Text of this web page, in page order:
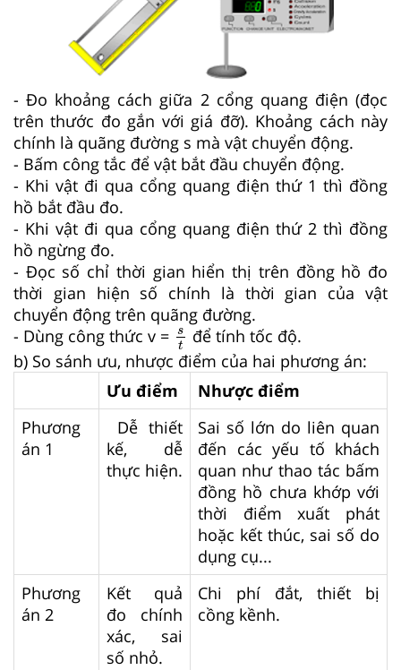
- Đo khoảng cách giữa 2 cổng quang điện (đọc
trên thước đo gắn với giá đỡ). Khoảng cách này
chính là quãng đường s mà vật chuyển động.
- Bấm công tắc để vật bắt đầu chuyển động.
- Khi vật đi qua cổng quang điện thứ 1 thì đồng
hồ bắt đầu đo.
- Khi vật đi qua cổng quang điện thứ 2 thì đồng
hồ ngừng đo.
- Đọc số chỉ thời gian hiển thị trên đồng hồ đo
thời gian hiện số chính là thời gian của vật
chuyển động trên quãng đường.
- Dùng công thức v =
s
t
stđể tính tốc độ.
b) So sánh ưu, nhược điểm của hai phương án:
Ưu điểm
Nhược điểm
Phương
án 1
Dễ thiết
kế, dễ
thực hiện.
Sai số lớn do liên quan
đến các yếu tố khách
quan như thao tác bấm
đồng hồ chưa khớp với
thời điểm xuất phát
hoặc kết thúc, sai số do
dụng cụ...
Phương
án 2
Kết quả
đo chính
xác, sai
số nhỏ.
Chi phí đắt, thiết bị
cồng kềnh.